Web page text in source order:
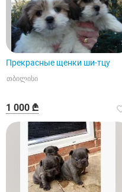
Прекрасные щенки ши-тцу
თბილისი
1 000 ₾